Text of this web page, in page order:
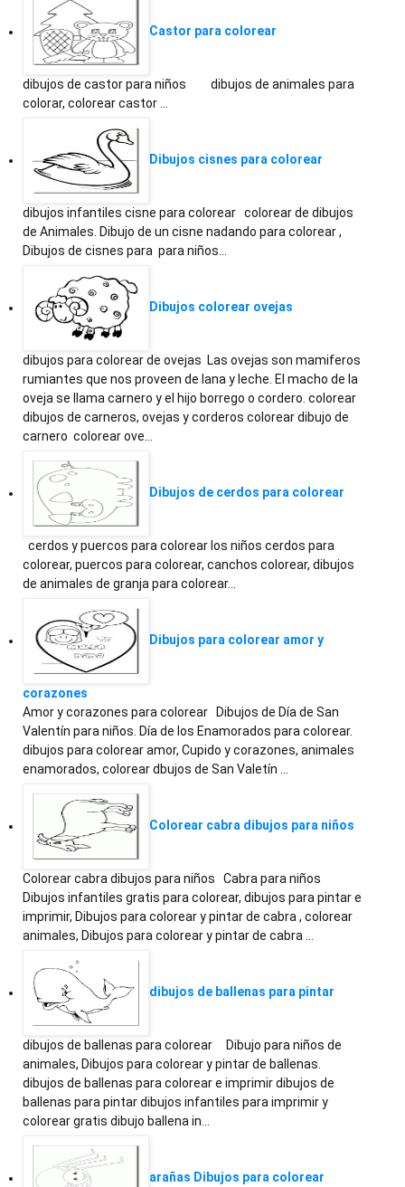
Castor para colorear
dibujos de castor para niños dibujos de animales para
colorar, colorear castor …
Dibujos cisnes para colorear
dibujos infantiles cisne para colorear colorear de dibujos
de Animales. Dibujo de un cisne nadando para colorear ,
Dibujos de cisnes para para niños…
Dibujos colorear ovejas
dibujos para colorear de ovejas Las ovejas son mamiferos
rumiantes que nos proveen de lana y leche. El macho de la
oveja se llama carnero y el hijo borrego o cordero. colorear
dibujos de carneros, ovejas y corderos colorear dibujo de
carnero colorear ove…
Dibujos de cerdos para colorear
cerdos y puercos para colorear los niños cerdos para
colorear, puercos para colorear, canchos colorear, dibujos
de animales de granja para colorear…
Dibujos para colorear amor y
corazones
Amor y corazones para colorear Dibujos de Día de San
Valentín para niños. Día de los Enamorados para colorear.
dibujos para colorear amor, Cupido y corazones, animales
enamorados, colorear dbujos de San Valetín …
Colorear cabra dibujos para niños
Colorear cabra dibujos para niños Cabra para niños
Dibujos infantiles gratis para colorear, dibujos para pintar e
imprimir, Dibujos para colorear y pintar de cabra , colorear
animales, Dibujos para colorear y pintar de cabra …
dibujos de ballenas para pintar
dibujos de ballenas para colorear Dibujo para niños de
animales, Dibujos para colorear y pintar de ballenas.
dibujos de ballenas para colorear e imprimir dibujos de
ballenas para pintar dibujos infantiles para imprimir y
colorear gratis dibujo ballena in…
arañas Dibujos para colorear